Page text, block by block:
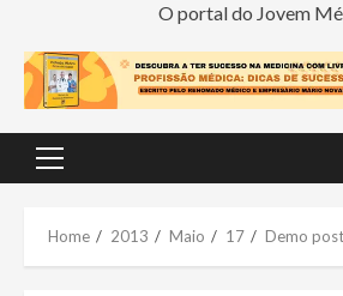
O portal do Jovem
Primary
Home 2013 Maio 17 Demo